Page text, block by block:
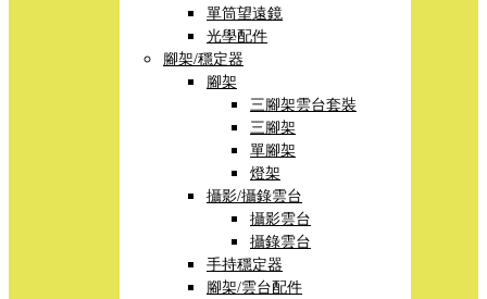
單筒望遠鏡
光學配件
腳架/穩定器
腳架
三腳架雲台套裝
三腳架
單腳架
燈架
攝影/攝錄雲台
攝影雲台
攝錄雲台
手持穩定器
腳架/雲台配件